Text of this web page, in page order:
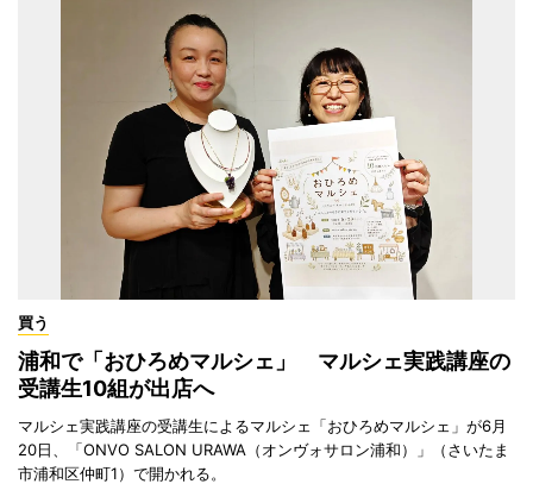
買う
浦和で「おひろめマルシェ」 マルシェ実践講座の
受講生10組が出店へ
マルシェ実践講座の受講生によるマルシェ「おひろめマルシェ」が6月
20日、「ONVO SALON URAWA（オンヴォサロン浦和）」（さいたま
市浦和区仲町1）で開かれる。